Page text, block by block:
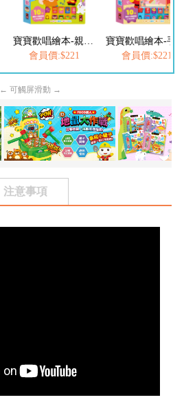
會員價:$221
會員價:$221
← 可觸屏滑動 →
注意事項